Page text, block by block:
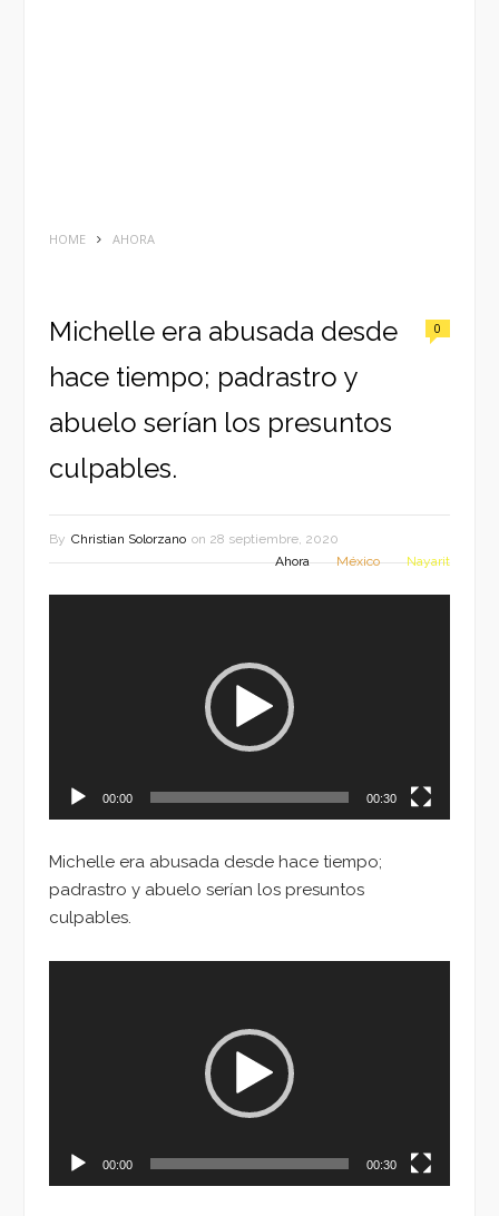
HOME AHORA
Michelle era abusada desde
hace tiempo; padrastro y
abuelo serían los presuntos
culpables.
0
By Christian Solorzano on 28 septiembre, 2020
Ahora
México Nayarit
00:00 00:30
Michelle era abusada desde hace tiempo;
padrastro y abuelo serían los presuntos
culpables.
00:00 00:30